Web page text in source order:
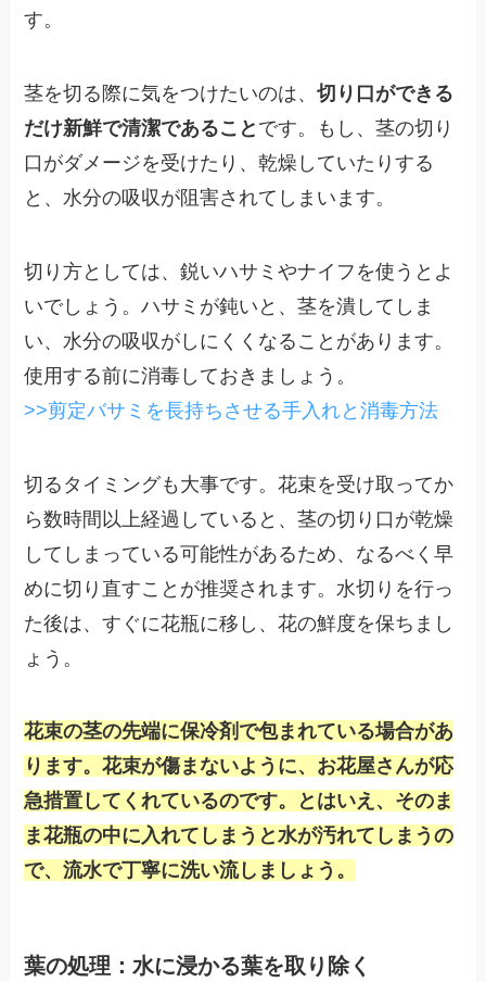
す。
茎を切る際に気をつけたいのは、切り口ができる
だけ新鮮で清潔であること です。もし、茎の切り
口がダメージを受けたり、乾燥していたりする
と、水分の吸収が阻害されてしまいます。
切り方としては、鋭いハサミやナイフを使うとよ
いでしょう。ハサミが鈍いと、茎を潰してしま
い、水分の吸収がしにくくなることがあります。
使用する前に消毒しておきましょう。
>>剪定バサミを長持ちさせる手入れと消毒方法
切るタイミングも大事です。花束を受け取ってか
ら数時間以上経過していると、茎の切り口が乾燥
してしまっている可能性があるため、なるべく早
めに切り直すことが推奨されます。水切りを行っ
た後は、すぐに花瓶に移し、花の鮮度を保ちまし
ょう。
花束の茎の先端に保冷剤で包まれている場合があ
ります。花束が傷まないように、お花屋さんが応
急措置してくれているのです。とはいえ、そのま
ま花瓶の中に入れてしまうと水が汚れてしまうの
で、流水で丁寧に洗い流しましょう。
葉の処理：水に浸かる葉を取り除く